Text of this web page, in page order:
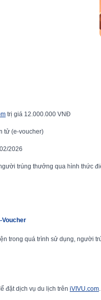
trị giá 12.000.000 VNĐ
tử (e-voucher)
2026
trúng thưởng qua hình thức
Voucher
trong quá trình sử dụng, người
đặt dịch vụ du lịch trên iVIVU.com.